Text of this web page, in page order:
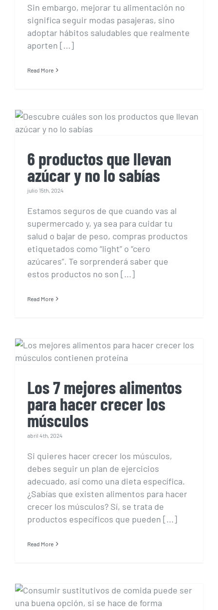
Sin embargo, mejorar tu alimentación no
significa seguir modas pasajeras, sino
adoptar hábitos saludables que realmente
aporten [...]
Read More
6 productos que llevan
azúcar y no lo sabías
6 productos que llevan
azúcar y no lo sabías
julio 15th, 2024
Estamos seguros de que cuando vas al
supermercado y, ya sea para cuidar tu
salud o bajar de peso, compras productos
etiquetados como “light” o “cero
azúcares”. Te sorprenderá saber que
estos productos no son [...]
Read More
para hacer crecer los
Los 7 mejores alimentos
para hacer crecer los
músculos
abril 4th, 2024
Si quieres hacer crecer los músculos,
debes seguir un plan de ejercicios
adecuado, así como una dieta específica.
¿Sabías que existen alimentos para hacer
crecer los músculos? Sí, se trata de
productos específicos que pueden [...]
Read More
Consumir sustitutivos de
comida: ¿Es una buena